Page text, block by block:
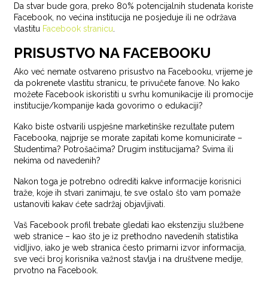
Da stvar bude gora, preko 80% potencijalnih studenata koriste
Facebook, no većina institucija ne posjeduje ili ne održava
vlastitu Facebook stranicu
PRISUSTVO NA FACEBOOKU
Ako već nemate ostvareno prisustvo na Facebooku, vrijeme je
da pokrenete vlastitu stranicu, te privučete fanove. No kako
možete Facebook iskoristiti u svrhu komunikacije ili promocije
institucije/kompanije kada govorimo o edukaciji?
Kako biste ostvarili uspješne marketinške rezultate putem
Facebooka, najprije se morate zapitati kome komunicirate –
Studentima? Potrošačima? Drugim institucijama? Svima ili
nekima od navedenih?
Nakon toga je potrebno odrediti kakve informacije korisnici
traže, koje ih stvari zanimaju, te sve ostalo što vam pomaže
ustanoviti kakav ćete sadržaj objavljivati.
Vaš Facebook profil trebate gledati kao ekstenziju službene
web stranice – kao što je iz prethodno navedenih statistika
vidljivo, iako je web stranica često primarni izvor informacija,
sve veći broj korisnika važnost stavlja i na društvene medije,
prvotno na Facebook.